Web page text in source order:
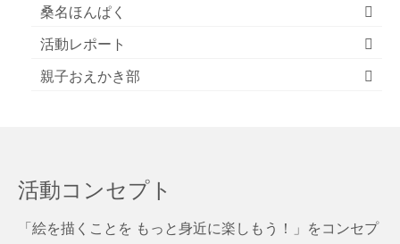
桑名ほんぱく
活動レポート
親子おえかき部
活動コンセプト
「絵を描くことを もっと身近に楽しもう！」をコンセプ